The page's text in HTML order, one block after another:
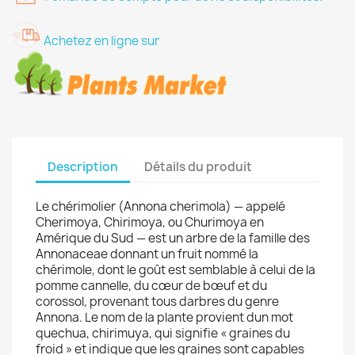
Achetez en ligne sur
Description Détails du produit
Le chérimolier (Annona cherimola) — appelé
Cherimoya, Chirimoya, ou Churimoya en
Amérique du Sud — est un arbre de la famille des
Annonaceae donnant un fruit nommé la
chérimole, dont le goût est semblable à celui de la
pomme cannelle, du cœur de bœuf et du
corossol, provenant tous darbres du genre
Annona. Le nom de la plante provient dun mot
quechua, chirimuya, qui signifie « graines du
froid » et indique que les graines sont capables